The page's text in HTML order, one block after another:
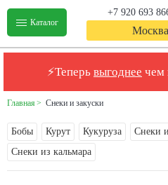
Каталог
Москва
+7 920 693
⚡Теперь выгоднее чем
Главная Снеки и закуски
Бобы Курут Кукуруза Снеки
Снеки из кальмара